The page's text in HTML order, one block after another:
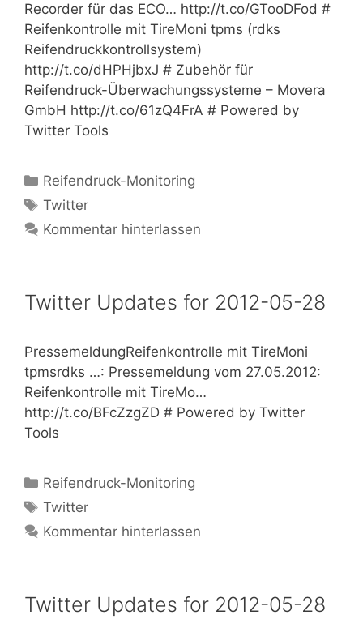
Recorder für das ECO… http://t.co/GTooDFod #
Reifenkontrolle mit TireMoni tpms (rdks
Reifendruckkontrollsystem)
http://t.co/dHPHjbxJ # Zubehör für
Reifendruck-Überwachungssysteme – Movera
GmbH http://t.co/61zQ4FrA # Powered by
Twitter Tools
Kategorien
Reifendruck-Monitoring
Schlagwörter
Twitter
Kommentar hinterlassen
Twitter Updates for 2012-05-28
PressemeldungReifenkontrolle mit TireMoni
tpmsrdks …: Pressemeldung vom 27.05.2012:
Reifenkontrolle mit TireMo…
http://t.co/BFcZzgZD # Powered by Twitter
Tools
Kategorien
Reifendruck-Monitoring
Schlagwörter
Twitter
Kommentar hinterlassen
Twitter Updates for 2012-05-28